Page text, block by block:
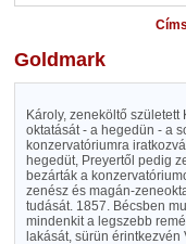
Goldmark
Károly, zeneköltő
oktatását - a hegedün - a
konzervatóriumra
hegedüt, Preyertől pedig
bezárták a
zenész és magán-
tudását. 1857. Bécsben
mindenkit a legszebb
lakását, sürün